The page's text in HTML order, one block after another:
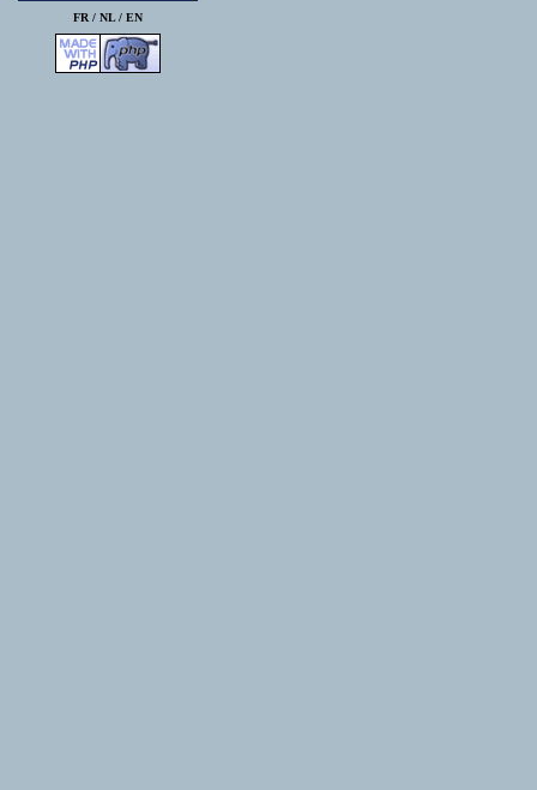
FR / NL/ EN